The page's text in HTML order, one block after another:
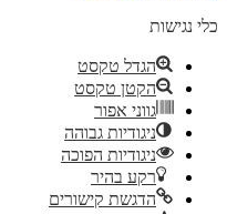
כלי נגישות
הגדל טקסט
הקטן טקסט
גווני אפור
ניגודיות גבוהה
ניגודיות הפוכה
רקע בהיר
הדגשת קישורים